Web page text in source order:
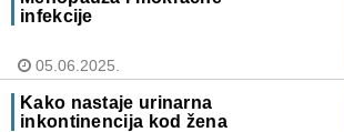
infekcije
05.06.2025.
Kako nastaje urinarna
inkontinencija kod žena